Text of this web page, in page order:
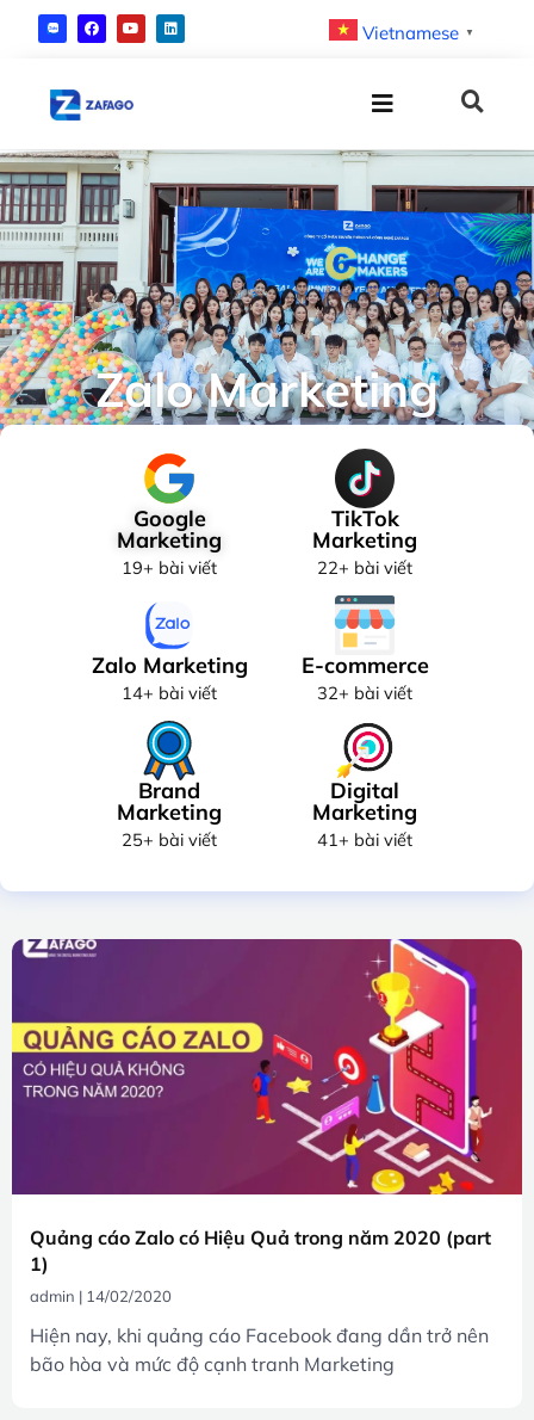
Vietnamese ▼
Zalo Marketing
Google
Marketing
19+ bài viết
TikTok
Marketing
22+ bài viết
Zalo Marketing
14+ bài viết
E-commerce
32+ bài viết
Brand
Marketing
25+ bài viết
Digital
Marketing
41+ bài viết
Quảng cáo Zalo có Hiệu Quả trong năm 2020 (part
1)
admin 14/02/2020
Hiện nay, khi quảng cáo Facebook đang dần trở nên
bão hòa và mức độ cạnh tranh Marketing